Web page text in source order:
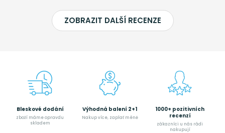
ZOBRAZIT DALŠÍ RECENZE
Bleskové dodání
zboží máme opravdu
skladem
Výhodná balení 2+1
Nakup více, zaplať méně
1000+ pozitivních
recenzí
zákazníci u nás rádi
nakupují